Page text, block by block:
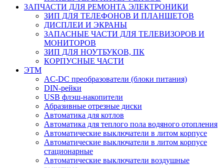
ЗАПЧАСТИ ДЛЯ РЕМОНТА ЭЛЕКТРОНИКИ
ЗИП ДЛЯ ТЕЛЕФОНОВ И ПЛАНШЕТОВ
ДИСПЛЕИ И ЭКРАНЫ
ЗАПАСНЫЕ ЧАСТИ ДЛЯ ТЕЛЕВИЗОРОВ И
МОНИТОРОВ
ЗИП ДЛЯ НОУТБУКОВ, ПК
КОРПУСНЫЕ ЧАСТИ
ЭТМ
AC-DC преобразователи (блоки питания)
DIN-рейки
USB флэш-накопители
Абразивные отрезные диски
Автоматика для котлов
Автоматика для теплого пола водяного отопления
Автоматические выключатели в литом корпусе
Автоматические выключатели в литом корпусе
стационарные
Автоматические выключатели воздушные